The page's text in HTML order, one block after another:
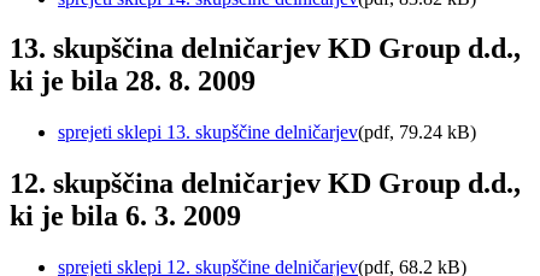
13. skupščina delničarjev KD Group d.d.,
ki je bila 28. 8. 2009
sprejeti sklepi 13. skupščine delničarjev(pdf, 79.24 kB)
12. skupščina delničarjev KD Group d.d.,
ki je bila 6. 3. 2009
sprejeti sklepi 12. skupščine delničarjev(pdf, 68.2 kB)